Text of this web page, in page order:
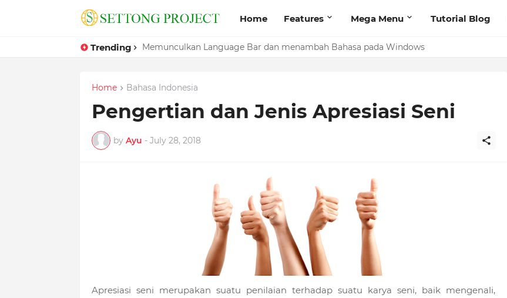
Home Features Mega Menu Tutorial Blog
Trending Memunculkan Language Bar dan menambah Bahasa pada Windows
Home Bahasa Indonesia
Pengertian dan Jenis Apresiasi Seni
by Ayu - July 28, 2018
Apresiasi seni merupakan suatu penilaian terhadap suatu karya seni, baik mengenali,